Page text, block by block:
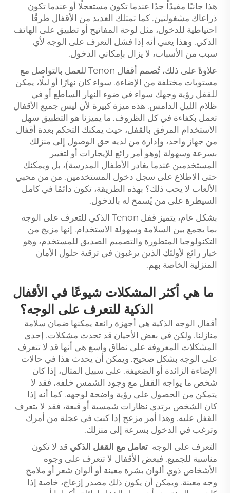
هذا جانبًا مفيدًا جدًا عندما تكون مستعجلًا أو عندما تكون
ذراعاك مشغولتين. كما تمتلك العديد من الأقفال طرقًا
احتياطية للدخول، مثل لوحة المفاتيح أو تطبيق على الهاتف
الذكي. وهذا يعني أنه إذا فشل التعرف على الوجه لأي
سبب من الأسباب، لا يزال بإمكاني الدخول.
علاوةً على ذلك، تُصمم أقفال Tenon للعمل بالتواصل مع
مستويات مختلفة من الإضاءة. سواء كان نهارًا أو ليلًا، يمكن
للقفل رؤية وجهك سواء في ضوء النهار الساطع أو في
ظلام الليل الدامس. هذه ميزة كبيرة لأن ليس جميع الأقفال
تعمل بكفاءة في كل الظروف. ما يميزنا هو التطبيق سهل
الاستخدام المرفق بالقفل، حيث يمكنك التحكم بعدة أقفال
من جهاز واحد، وإدارة من لديه حق الوصول إلى منزلك
بسرعة وسهولة (وهو أمر رائع للإيجارات أو لتغيير
المستخدمين عندما يغادر الأطفال المدرسة)، بل ويمكنك
حتى الاطلاع على سجل دخول المستخدمين. من من محبي
الألعاب لا يحب ذلك؟ بهذه الطريقة، تكون دائمًا في كامل
السيطرة على من يُسمح له بالدخول.
بشكل عام، يتميز قفل Tenon الذكي للتعرف على الوجه
بما يجمع بين السلامة وسهولة الاستخدام. إنها مزيج من
التكنولوجيا المتطورة والتصميم الصديق للمستخدم، وهو
خيار رائع لأولئك الذين يرغبون في ترقية حلول الأمان
المنزلية الخاصة بهم.
ما هي أكثر المشكلات شيوعًا في الأقفال
الذكية للتعرف على الوجه؟
أقفال الوجه الذكية هي أجهزة رائعة يمكنها ضمان سلامة
منازلنا. ولكن في بعض الأحيان قد تحدث مشكلات. إحدى
المشكلات المعروفة على نطاق واسع هي أنها قد لا تتعرف
على الوجه بشكل صحيح. ويمكن أن يحدث هذا في حالات
الإضاءة الزائدة أو الضعيفة. على سبيل المثال، إذا كان
شخص ما يواجه القفل مع وجود الشمس خلفه، فقد لا
يتمكن من الحصول على رؤية واضحة لوجهه. كما أنه إذا
كان الشخص يرتدي نظارات شمسية أو قبعة، فقد لا يتعرف
القفل عليه. وهذا أمر مزعج إذا كنت في عجلة من أمرك
وترغب في الدخول بسرعة إلى منزلك.
التعرف على الوجه تعامل مع القفل الذكي قد لا تكون
مناسبة للجميع. فبعض الأقفال لا تتعرف على وجوه
الأشخاص ذوي ألوان بشرة معينة أو ألوان شعر أو ملامح
وجه معينة. ويمكن أن يكون ذلك مصدر إزعاج، خاصة إذا